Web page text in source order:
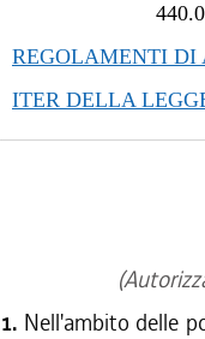
REGOLAMENTI DI
ITER DELLA
1. Nell'ambito delle